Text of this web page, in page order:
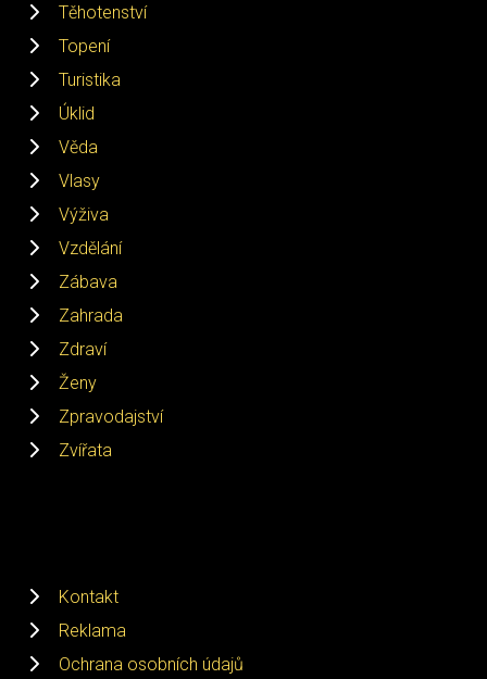
Těhotenství
Topení
Turistika
Úklid
Věda
Vlasy
Výživa
Vzdělání
Zábava
Zahrada
Zdraví
Ženy
Zpravodajství
Zvířata
Kontakt
Reklama
Ochrana osobních údajů